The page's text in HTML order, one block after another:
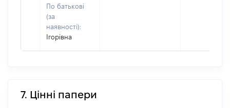
По батькові
(за
наявності):
Ігорівна
7. Цінні папери